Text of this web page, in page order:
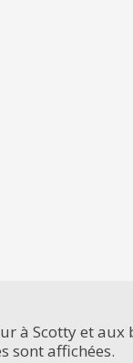
à Scotty et aux
sont affichées.